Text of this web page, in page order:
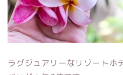
ラグジュアリーなリゾートホ